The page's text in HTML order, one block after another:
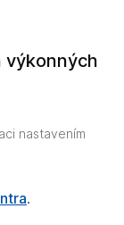
výkonných
nastavením
.